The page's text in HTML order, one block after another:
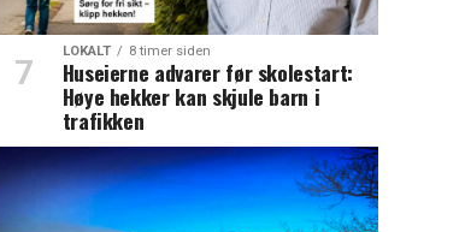
LOKALT 8 timer siden
Huseierne advarer før skolestart:
Høye hekker kan skjule barn i
trafikken